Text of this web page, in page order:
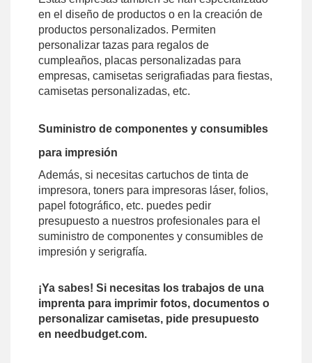
en el diseño de productos o en la creación de
productos personalizados. Permiten
personalizar tazas para regalos de
cumpleaños, placas personalizadas para
empresas, camisetas serigrafiadas para fiestas,
camisetas personalizadas, etc.
Suministro de componentes y consumibles
para impresión
Además, si necesitas cartuchos de tinta de
impresora, toners para impresoras láser, folios,
papel fotográfico, etc. puedes pedir
presupuesto a nuestros profesionales para el
suministro de componentes y consumibles de
impresión y serigrafía.
¡Ya sabes! Si necesitas los trabajos de una
imprenta para imprimir fotos, documentos o
personalizar camisetas, pide presupuesto
en needbudget.com.